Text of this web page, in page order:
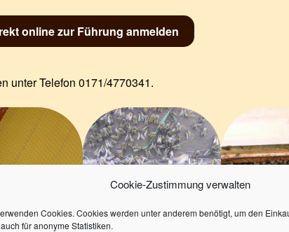
Cookie-Zustimmung verwalten
Cookies. Cookies werden unter anderem benötigt, um den
für anonyme Statistiken.
online zur Führung anmelden
unter Telefon 0171/4770341.